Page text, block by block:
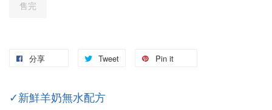
售完
分享 Tweet Pin it
✓新鮮羊奶無水配方